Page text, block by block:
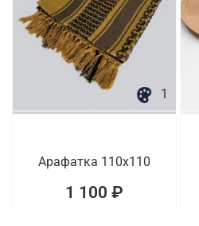
1
Арафатка 110х110
1 100 ₽